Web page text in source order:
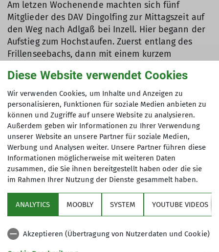
Am letzen Wochenende machten sich fünf
Mitglieder des DAV Dingolfing zur Mittagszeit auf
den Weg nach Adlgaß bei Inzell. Hier begann der
Aufstieg zum Hochstaufen. Zuerst entlang des
Frillenseebachs, dann mit einem kurzem
Frillensee mit Feuchtwiese und Hochmoor. Nach
rund 3 Stunden war über einem im oberen
Bereich teilweise versicherten Steig der Gipfel
des Hochstaufens erreicht. Für die Übernachtung
war ein Zimmerlager im Reichenhaller Haus, nur
20 m unter dem Berggipfel gebucht. Nach dem
Abendessen konnte vom Hochstaufen der
Sonnenuntergang über dem nahen Chiemsee
bewundert werden. Und weil es ein so extrem
nach 23 Uhr auf der Hüttenterrasse mit freiem
dem Sonnenaufgang über dem Salzkammergut,
konnte ebenfalls auf der Terrasse das Frühstück
Diese Website verwendet Cookies
Wir verwenden Cookies, um Inhalte und Anzeigen zu
personalisieren, Funktionen für soziale Medien anbieten zu
können und Zugriffe auf unsere Website zu analysieren.
Außerdem geben wir Informationen zu Ihrer Verwendung
unserer Website an unsere Partner für soziale Medien,
Werbung und Analysen weiter. Unsere Partner führen diese
Informationen möglicherweise mit weiteren Daten
zusammen, die Sie ihnen bereitgestellt haben oder die sie
im Rahmen Ihrer Nutzung der Dienste gesammelt haben.
ANALYTICS MOOBLY SYSTEM YOUTUBE VIDEOS
Akzeptieren (Übertragung von Nutzerdaten und Cookie)